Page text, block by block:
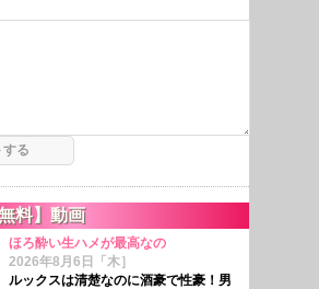
料】動画
ほろ酔い生ハメが最高なの
2026年8月6日「木］
ルックスは清楚なのに酒豪で性豪！男